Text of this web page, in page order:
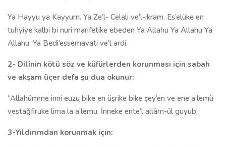
Ya Hayyu ya Kayyum. Ya Ze’l- Celali ve’l-ikram. Es’elüke en
tuhyiye kalbi bi nuri marifetike ebeden Ya Allahu Ya Allahu Ya
Allahu. Ya Bedi’essemavati ve’l ardi.
2- Dilinin kötü söz ve küfürlerden korunması için sabah
ve akşam üçer defa şu dua okunur:
“Allahümme inni euzu bike en üşrike bike şey’en ve ene a’lemü
vestağfiruke lima la a’lemu. İnneke ente’l allâm-ül guyub.
3-Yıldırımdan korunmak için: